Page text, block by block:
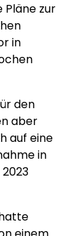
Pläne zur
in
den
aber
auf eine
in